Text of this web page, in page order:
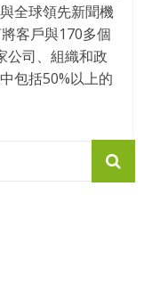
全球領先新聞機
客戶與170多個
公司、組織和政
包括50%以上的